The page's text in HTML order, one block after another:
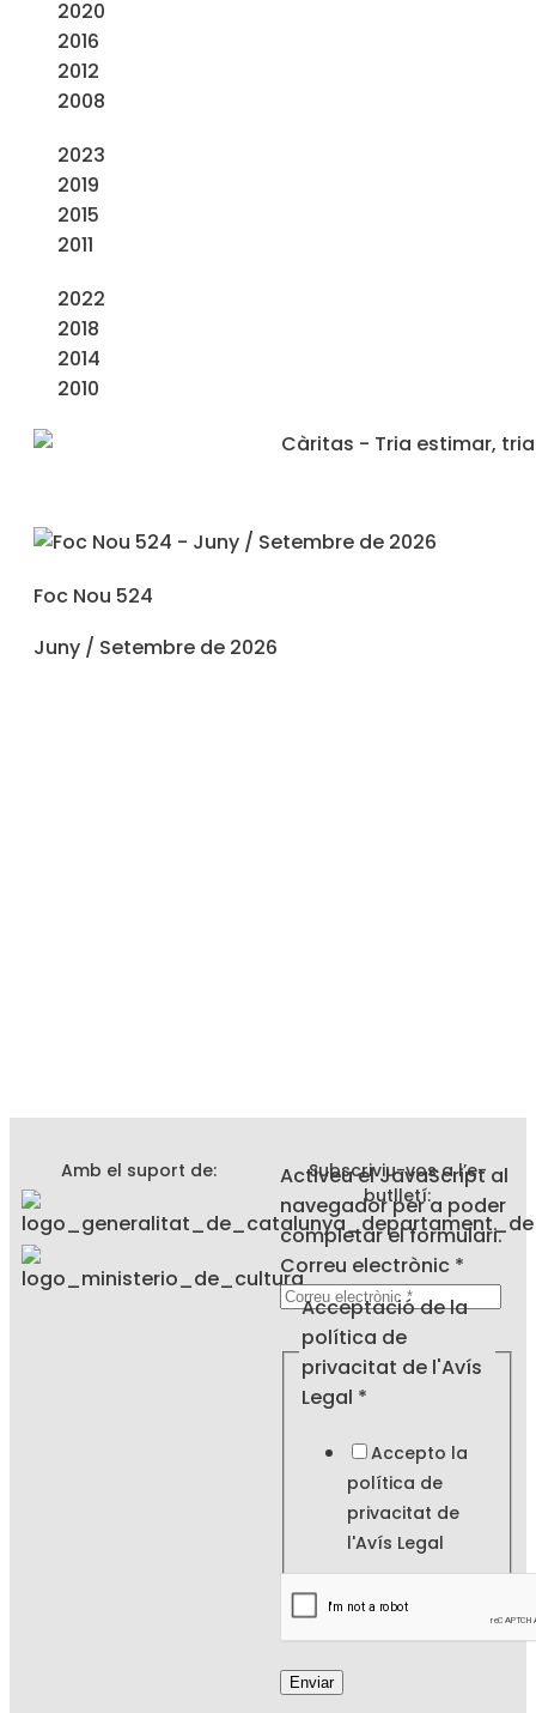
2020
2016
2012
2008
2023
2019
2015
2011
2022
2018
2014
2010
Foc Nou 524
Juny / Setembre de 2026
Amb el suport de:
Subscriviu-vos a l’e-
butlletí:
Activeu el JavaScript al
navegador per a poder
completar el formulari.
de
de
Acceptació
Correu electrònic *
Acceptació de la
política de
privacitat de l'Avís
Legal *
Accepto la
política de
privacitat de
l'Avís Legal
Enviar